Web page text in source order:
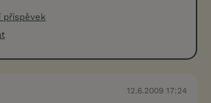
příspěvek
12.6.2009 17:24